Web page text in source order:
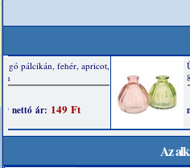
Az